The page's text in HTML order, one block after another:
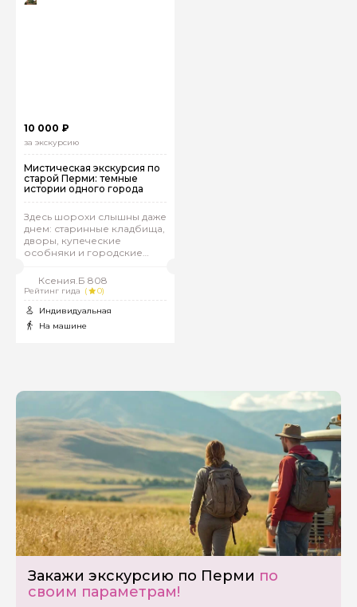
Россия
10 000 ₽
за экскурсию
Мистическая экскурсия по
старой Перми: темные
истории одного города
Здесь шорохи слышны даже
днем: старинные кладбища,
дворы, купеческие
особняки и городские
Ксения.Б 808
Рейтинг гида (
0)
Индивидуальная
На машине
Закажи экскурсию по Перми по
своим параметрам!